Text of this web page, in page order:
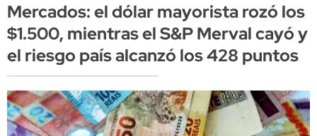
Mercados: el dólar mayorista rozó los
$1.500, mientras el S&P Merval cayó y
el riesgo país alcanzó los 428 puntos